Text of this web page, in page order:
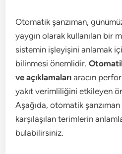
Otomatik şanzıman,
yaygın olarak kullanılan bir
sistemin işleyişini anlamak
bilinmesi önemlidir.
ve açıklamaları aracın
yakıt verimliliğini etkileyen
Aşağıda, otomatik
karşılaşılan terimlerin
bulabilirsiniz.